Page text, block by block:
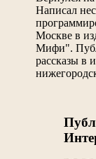
Написал
Москве в
Мифи".
рассказы в